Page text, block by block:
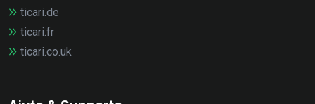
ticari.de
ticari.fr
ticari.co.uk